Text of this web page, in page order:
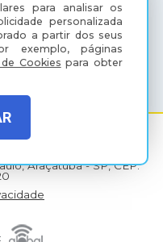
para analisar os
personalizada
a partir dos seus
exemplo, páginas
Cookies para obter
6500
Araçatuba - SP, CEP: